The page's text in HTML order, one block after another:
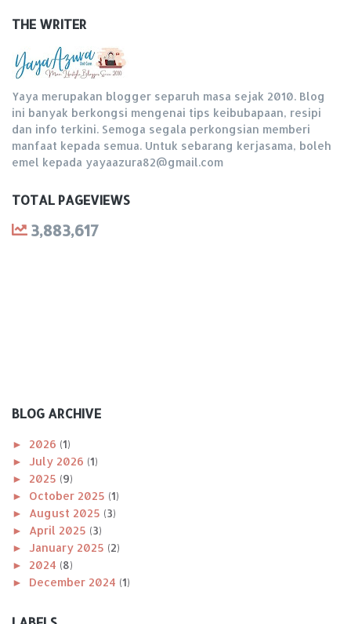
THE WRITER
Yaya merupakan blogger separuh masa sejak 2010. Blog
ini banyak berkongsi mengenai tips keibubapaan, resipi
dan info terkini. Semoga segala perkongsian memberi
manfaat kepada semua. Untuk sebarang kerjasama, boleh
emel kepada yayaazura82@gmail.com
TOTAL PAGEVIEWS
3,883,617
BLOG ARCHIVE
► 2026 (1)
► July 2026 (1)
► 2025 (9)
► October 2025 (1)
► August 2025 (3)
► April 2025 (3)
► January 2025 (2)
► 2024 (8)
► December 2024 (1)
► October 2024